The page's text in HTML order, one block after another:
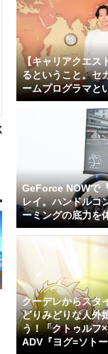
【キャリアクエス
るということ。セ
ームプログラマと
GeForce NOWで
レイ。ハンドルコ
ーミングの底力を
クーデレからスタ
どりみどりな人外
う！「クトゥルフ
ADV『ヨグ=ソト